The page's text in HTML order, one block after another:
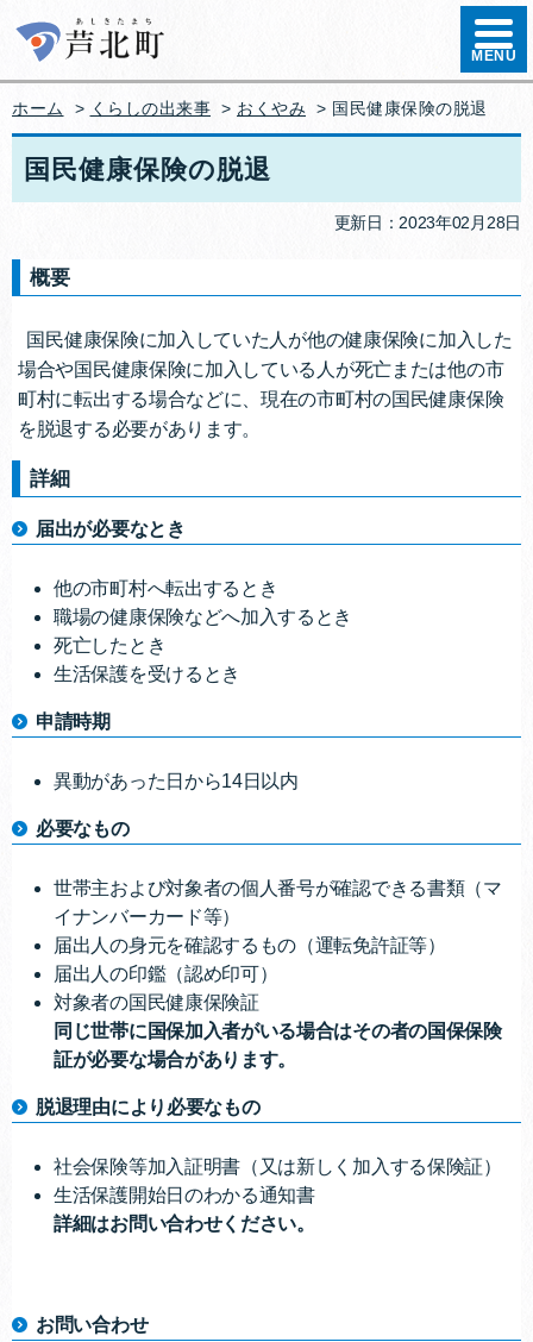
ハンバ
MENU
ホーム > くらしの出来事 > おくやみ > 国民健康保険の脱退
国民健康保険の脱退
更新日：2023年02月28日
概要
国民健康保険に加入していた人が他の健康保険に加入した
場合や国民健康保険に加入している人が死亡または他の市
町村に転出する場合などに、現在の市町村の国民健康保険
を脱退する必要があります。
詳細
届出が必要なとき
他の市町村へ転出するとき
職場の健康保険などへ加入するとき
死亡したとき
生活保護を受けるとき
申請時期
異動があった日から14日以内
必要なもの
世帯主および対象者の個人番号が確認できる書類（マ
イナンバーカード等）
届出人の身元を確認するもの（運転免許証等）
届出人の印鑑（認め印可）
対象者の国民健康保険証
同じ世帯に国保加入者がいる場合はその者の国保保険
証が必要な場合があります。
脱退理由により必要なもの
社会保険等加入証明書（又は新しく加入する保険証）
生活保護開始日のわかる通知書
詳細はお問い合わせください。
お問い合わせ